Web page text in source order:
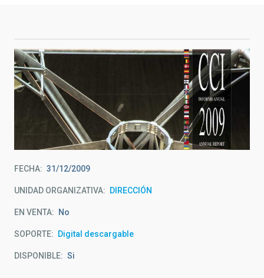
a
la
navegación
FECHA 31/12/2009
UNIDAD ORGANIZATIVA DIRECCIÓN
EN VENTA No
SOPORTE Digital descargable
DISPONIBLE Si